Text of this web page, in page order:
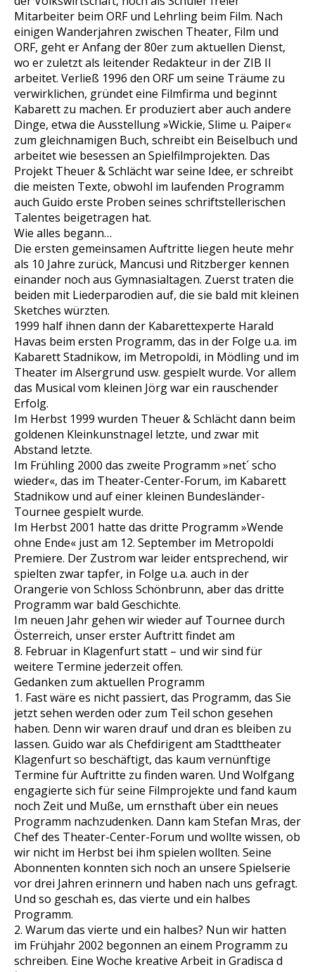
Mitarbeiter beim ORF und Lehrling beim Film. Nach
einigen Wanderjahren zwischen Theater, Film und
ORF, geht er Anfang der 80er zum aktuellen Dienst,
wo er zuletzt als leitender Redakteur in der ZIB II
arbeitet. Verließ 1996 den ORF um seine Träume zu
verwirklichen, gründet eine Filmfirma und beginnt
Kabarett zu machen. Er produziert aber auch andere
Dinge, etwa die Ausstellung »Wickie, Slime u. Paiper«
zum gleichnamigen Buch, schreibt ein Beiselbuch und
arbeitet wie besessen an Spielfilmprojekten. Das
Projekt Theuer & Schlächt war seine Idee, er schreibt
die meisten Texte, obwohl im laufenden Programm
auch Guido erste Proben seines schriftstellerischen
Talentes beigetragen hat.
Wie alles begann…
Die ersten gemeinsamen Auftritte liegen heute mehr
als 10 Jahre zurück, Mancusi und Ritzberger kennen
einander noch aus Gymnasialtagen. Zuerst traten die
beiden mit Liederparodien auf, die sie bald mit kleinen
Sketches würzten.
1999 half ihnen dann der Kabarettexperte Harald
Havas beim ersten Programm, das in der Folge u.a. im
Kabarett Stadnikow, im Metropoldi, in Mödling und im
Theater im Alsergrund usw. gespielt wurde. Vor allem
das Musical vom kleinen Jörg war ein rauschender
Erfolg.
Im Herbst 1999 wurden Theuer & Schlächt dann beim
goldenen Kleinkunstnagel letzte, und zwar mit
Abstand letzte.
Im Frühling 2000 das zweite Programm »net´ scho
wieder«, das im Theater-Center-Forum, im Kabarett
Stadnikow und auf einer kleinen Bundesländer-
Tournee gespielt wurde.
Im Herbst 2001 hatte das dritte Programm »Wende
ohne Ende« just am 12. September im Metropoldi
Premiere. Der Zustrom war leider entsprechend, wir
spielten zwar tapfer, in Folge u.a. auch in der
Orangerie von Schloss Schönbrunn, aber das dritte
Programm war bald Geschichte.
Im neuen Jahr gehen wir wieder auf Tournee durch
Österreich, unser erster Auftritt findet am
8. Februar in Klagenfurt statt – und wir sind für
weitere Termine jederzeit offen.
Gedanken zum aktuellen Programm
1. Fast wäre es nicht passiert, das Programm, das Sie
jetzt sehen werden oder zum Teil schon gesehen
haben. Denn wir waren drauf und dran es bleiben zu
lassen. Guido war als Chefdirigent am Stadttheater
Klagenfurt so beschäftigt, das kaum vernünftige
Termine für Auftritte zu finden waren. Und Wolfgang
engagierte sich für seine Filmprojekte und fand kaum
noch Zeit und Muße, um ernsthaft über ein neues
Programm nachzudenken. Dann kam Stefan Mras, der
Chef des Theater-Center-Forum und wollte wissen, ob
wir nicht im Herbst bei ihm spielen wollten. Seine
Abonnenten konnten sich noch an unsere Spielserie
vor drei Jahren erinnern und haben nach uns gefragt.
Und so geschah es, das vierte und ein halbes
Programm.
2. Warum das vierte und ein halbes? Nun wir hatten
im Frühjahr 2002 begonnen an einem Programm zu
schreiben. Eine Woche kreative Arbeit in Gradisca d